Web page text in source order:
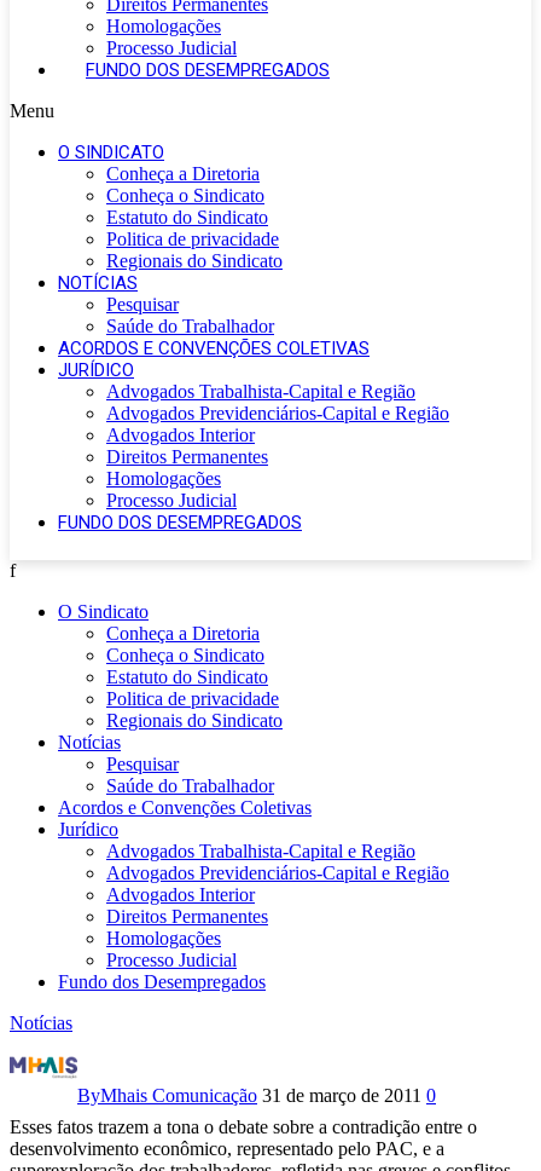
Homologações
Processo Judicial
FUNDO DOS DESEMPREGADOS
Menu
O SINDICATO
Conheça a Diretoria
Conheça o Sindicato
Estatuto do Sindicato
Politica de privacidade
Regionais do Sindicato
NOTÍCIAS
Pesquisar
Saúde do Trabalhador
ACORDOS E CONVENÇÕES COLETIVAS
JURÍDICO
Advogados Trabalhista-Capital e Região
Advogados Previdenciários-Capital e Região
Advogados Interior
Direitos Permanentes
Homologações
Processo Judicial
FUNDO DOS DESEMPREGADOS
f
O Sindicato
Conheça a Diretoria
Conheça o Sindicato
Estatuto do Sindicato
Politica de privacidade
Regionais do Sindicato
Notícias
Pesquisar
Saúde do Trabalhador
Acordos e Convenções Coletivas
Jurídico
Advogados Trabalhista-Capital e Região
Advogados Previdenciários-Capital e Região
Advogados Interior
Direitos Permanentes
Homologações
Processo Judicial
Fundo dos Desempregados
Notícias
Greves
obras
ByMhais Comunicação 31 de março de 2011 0
Esses fatos trazem a tona o debate sobre a contradição entre o
desenvolvimento econômico, representado pelo PAC, e a